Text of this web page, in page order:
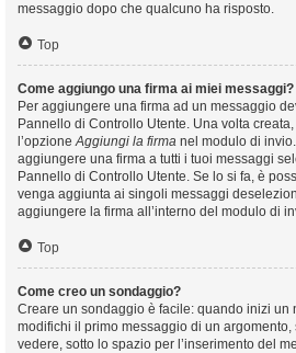
messaggio dopo che qualcuno ha risposto.
Top
Come aggiungo una firma ai miei messaggi?
Per aggiungere una firma ad un messaggio
Pannello di Controllo Utente. Una volta
l’opzioneAggiungi la firma nel modulo di
aggiungere una firma a tutti i tuoi messaggi
Pannello di Controllo Utente. Se lo si fa, è
venga aggiunta ai singoli messaggi
aggiungere la firma all’interno del modulo di
Top
Come creo un sondaggio?
Creare un sondaggio è facile: quando inizi un
modifichi il primo messaggio di un argomento,
vedere, sotto lo spazio per l’inserimento del